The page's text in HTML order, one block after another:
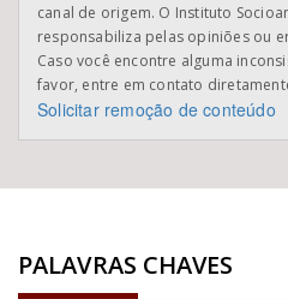
canal de origem. O Instituto
responsabiliza pelas opiniões ou
Caso você encontre alguma
favor, entre em contato
Solicitar remoção de conteúdo
PALAVRAS CHAVES